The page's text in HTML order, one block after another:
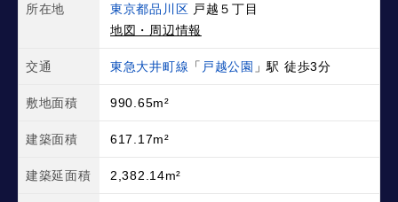
所在地 東京都品川区 戸越５丁目
地図・周辺情報
交通 東急大井町線 「 戸越公園 」駅 徒歩3分
敷地面積 990.65m²
建築面積 617.17m²
建築延面積 2,382.14m²